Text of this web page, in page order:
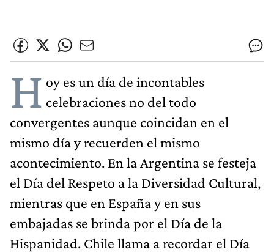
H oy es un día de incontables
celebraciones no del todo
convergentes aunque coincidan en el
mismo día y recuerden el mismo
acontecimiento. En la Argentina se festeja
el Día del Respeto a la Diversidad Cultural,
mientras que en España y en sus
embajadas se brinda por el Día de la
Hispanidad. Chile llama a recordar el Día